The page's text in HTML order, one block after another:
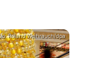
Roland Weihrauch/dpa